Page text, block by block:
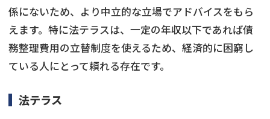
係にないため、より中立的な立場でアドバイスをもら
えます。特に法テラスは、一定の年収以下であれば債
務整理費用の立替制度を使えるため、経済的に困窮し
ている人にとって頼れる存在です。
法テラス